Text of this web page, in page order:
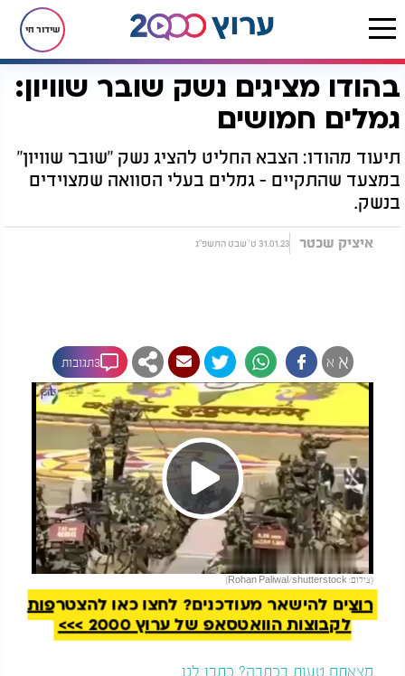
שידור חי
דף הבית רץ בוואטסאפ בהודו מציגים נשק שובר שוויון: גמלים חמושים
בהודו מציגים נשק שובר שוויון:
גמלים חמושים
תיעוד מהודו: הצבא החליט להציג נשק "שובר שוויון"
במצעד שהתקיים - גמלים בעלי הסוואה שמצוידים
בנשק.
איציק שכטר 31.01.23 ט' שבט התשפ"ג
א א 3תגובות
Play
Video
(צילום: Rohan Paliwal/shutterstock)
להמשך קריאה
רוצים להישאר מעודכנים? לחצו כאן להצטרפות
לקבוצות הוואטסאפ של ערוץ 2000 >>>
מצאתם טעות בכתבה? כתבו לנו